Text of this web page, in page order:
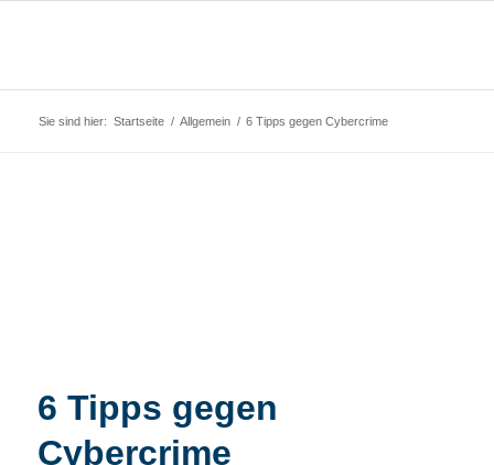
Sie sind hier: Startseite / Allgemein / 6 Tipps gegen Cybercrime
6 Tipps gegen
Cybercrime